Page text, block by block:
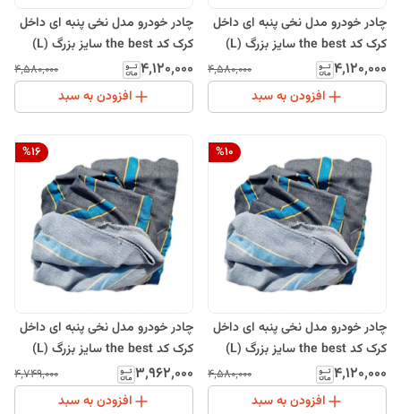
چادر خودرو مدل نخی پنبه ای داخل
کرک کد the best سایز بزرگ (L)
مناسب برای کوییک
۴٬۱۲۰٬۰۰۰ ۴٬۵۸۰٬۰۰۰
افزودن به سبد
چادر خودرو مدل نخی پنبه ای داخل
کرک کد the best سایز بزرگ (L)
مناسب برای سمند، سمند LX
۴٬۱۲۰٬۰۰۰ ۴٬۵۸۰٬۰۰۰
افزودن به سبد
%10
چادر خودرو مدل نخی پنبه ای داخل
کرک کد the best سایز بزرگ (L)
مناسب برای سهند
۴٬۱۲۰٬۰۰۰ ۴٬۵۸۰٬۰۰۰
افزودن به سبد
%16
چادر خودرو مدل نخی پنبه ای داخل
کرک کد the best سایز بزرگ (L)
مناسب برای دنا، دنا پلاس
۳٬۹۶۲٬۰۰۰ ۴٬۷۴۹٬۰۰۰
افزودن به سبد